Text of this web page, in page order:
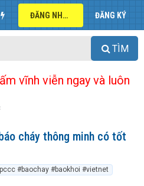
ĐĂNG NHẬP ĐĂNG KÝ
TÌM
vĩnh viễn ngay và luôn
cháy thông minh có tốt
#baochay #baokhoi #vietnet